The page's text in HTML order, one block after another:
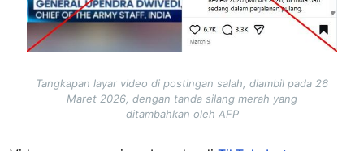
Tangkapan layar video di postingan salah, diambil pada 26
Maret 2026, dengan tanda silang merah yang
ditambahkan oleh AFP